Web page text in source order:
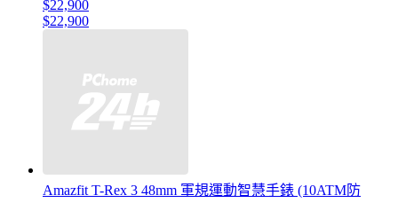
$22,900
$22,900
Amazfit T-Rex 3 48mm 軍規運動智慧手錶 (10ATM防